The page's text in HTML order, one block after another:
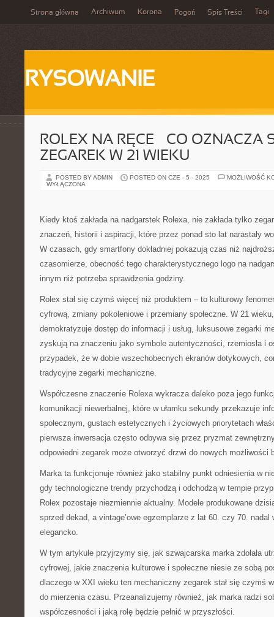
Strona główna Archiwum Korona Pogoń Spis Treści Tagi
RYSOWANIE
ROLEX NA RĘCE – CO OZNACZA
ZEGAREK W 21 WIEKU
POSTED BY ADMIN POSTED ON CZE - 5 - 2025
MOŻLIWOŚĆ
WYŁĄCZONA
Kiedy ktoś zakłada na nadgarstek Rolexa, nie zakłada tylko
znaczeń, historii i aspiracji, które przez ponad sto lat narastały
W czasach, gdy smartfony dokładniej pokazują czas niż
czasomierze, obecność tego charakterystycznego logo na
innym niż potrzeba sprawdzenia godziny.
Rolex stał się czymś więcej niż produktem – to kulturowy
cyfrową, zmiany pokoleniowe i przemiany społeczne. W 21
demokratyzuje dostęp do informacji i usług, luksusowe zegarki
zyskują na znaczeniu jako symbole autentyczności, rzemiosła i
przypadek, że w dobie wszechobecnych ekranów dotykowych,
tradycyjne zegarki mechaniczne.
Współczesne znaczenie Rolexa wykracza daleko poza jego
komunikacji niewerbalnej, które w ułamku sekundy przekazuje
społecznym, gustach estetycznych i życiowych priorytetach
pierwsza inwersacja często odbywa się przez pryzmat
odpowiedni zegarek może otworzyć drzwi do nowych możliwości
Marka ta funkcjonuje również jako stabilny punkt odniesienia w
gdy technologiczne trendy przychodzą i odchodzą w tempie
Rolex pozostaje niezmiennie aktualny. Modele produkowane
sprzed dekad, a vintage’owe egzemplarze z lat 60. czy 70. nadal
elegancko.
W tym artykule przyjrzymy się, jak szwajcarska marka zdołała
cyfrowej, jakie znaczenia kulturowe i społeczne niesie ze sobą
dlaczego w XXI wieku ten mechaniczny zegarek stał się czymś
do mierzenia czasu. Przeanalizujemy również, jak marka radzi
współczesności i jaką rolę będzie pełnić w przyszłości.